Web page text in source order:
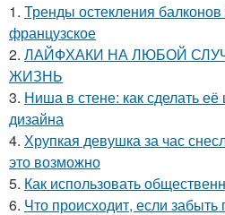
1. Тренды остекления
французское
2. ЛАЙФХАКИ НА ЛЮБОЙ
ЖИЗНЬ
3. Ниша в стене: как сделать
дизайна
4. Хрупкая девушка за час
это возможно
5. Как использовать
6. Что происходит, если